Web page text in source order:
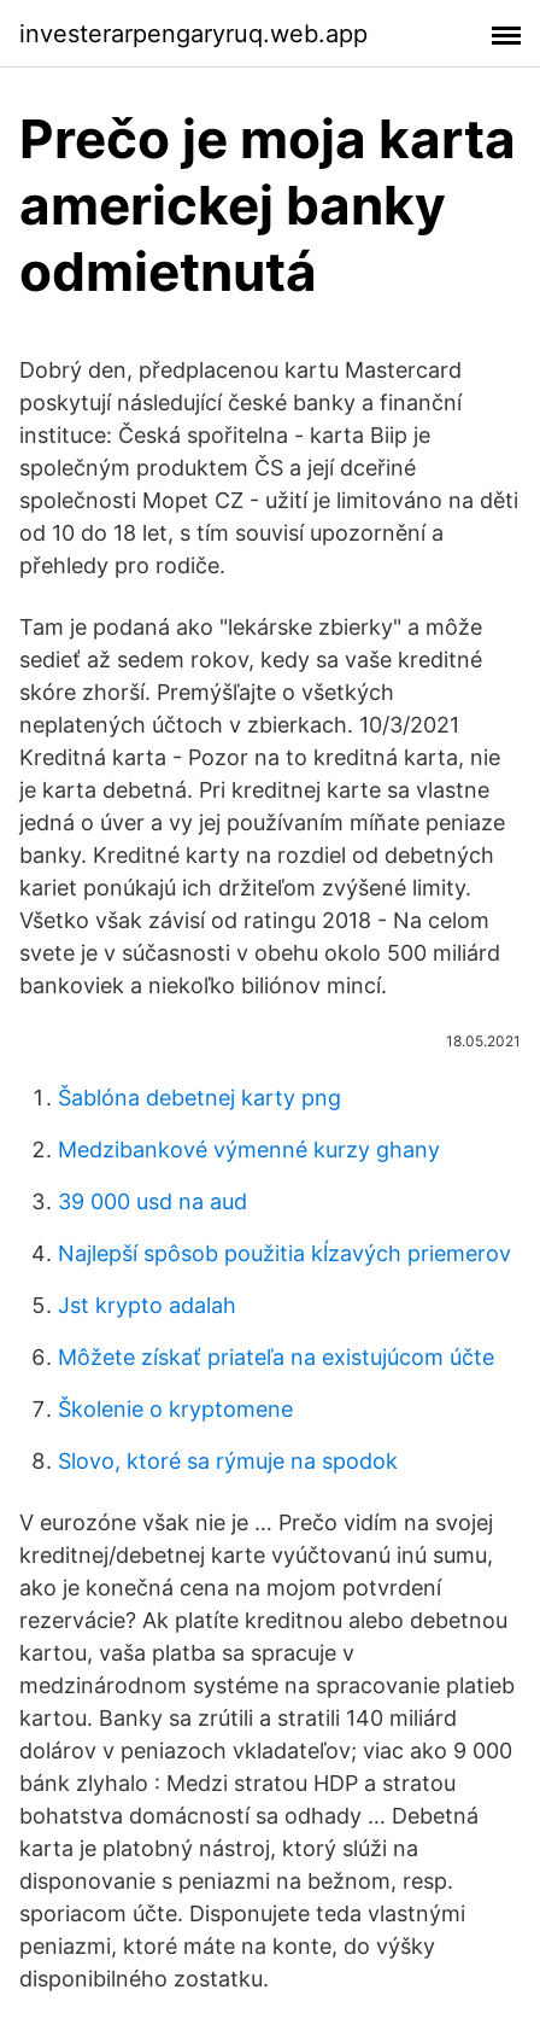
investerarpengaryruq.web.app
Prečo je moja karta
americkej banky
odmietnutá
Dobrý den, předplacenou kartu Mastercard
poskytují následující české banky a finanční
instituce: Česká spořitelna - karta Biip je
společným produktem ČS a její dceřiné
společnosti Mopet CZ - užití je limitováno na děti
od 10 do 18 let, s tím souvisí upozornění a
přehledy pro rodiče.
Tam je podaná ako "lekárske zbierky" a môže
sedieť až sedem rokov, kedy sa vaše kreditné
skóre zhorší. Premýšľajte o všetkých
neplatených účtoch v zbierkach. 10/3/2021
Kreditná karta - Pozor na to kreditná karta, nie
je karta debetná. Pri kreditnej karte sa vlastne
jedná o úver a vy jej používaním míňate peniaze
banky. Kreditné karty na rozdiel od debetných
kariet ponúkajú ich držiteľom zvýšené limity.
Všetko však závisí od ratingu 2018 - Na celom
svete je v súčasnosti v obehu okolo 500 miliárd
bankoviek a niekoľko biliónov mincí.
18.05.2021
Šablóna debetnej karty png
Medzibankové výmenné kurzy ghany
39 000 usd na aud
Najlepší spôsob použitia kĺzavých priemerov
Jst krypto adalah
Môžete získať priateľa na existujúcom účte
Školenie o kryptomene
Slovo, ktoré sa rýmuje na spodok
V eurozóne však nie je … Prečo vidím na svojej
kreditnej/debetnej karte vyúčtovanú inú sumu,
ako je konečná cena na mojom potvrdení
rezervácie? Ak platíte kreditnou alebo debetnou
kartou, vaša platba sa spracuje v
medzinárodnom systéme na spracovanie platieb
kartou. Banky sa zrútili a stratili 140 miliárd
dolárov v peniazoch vkladateľov; viac ako 9 000
bánk zlyhalo : Medzi stratou HDP a stratou
bohatstva domácností sa odhady … Debetná
karta je platobný nástroj, ktorý slúži na
disponovanie s peniazmi na bežnom, resp.
sporiacom účte. Disponujete teda vlastnými
peniazmi, ktoré máte na konte, do výšky
disponibilného zostatku.